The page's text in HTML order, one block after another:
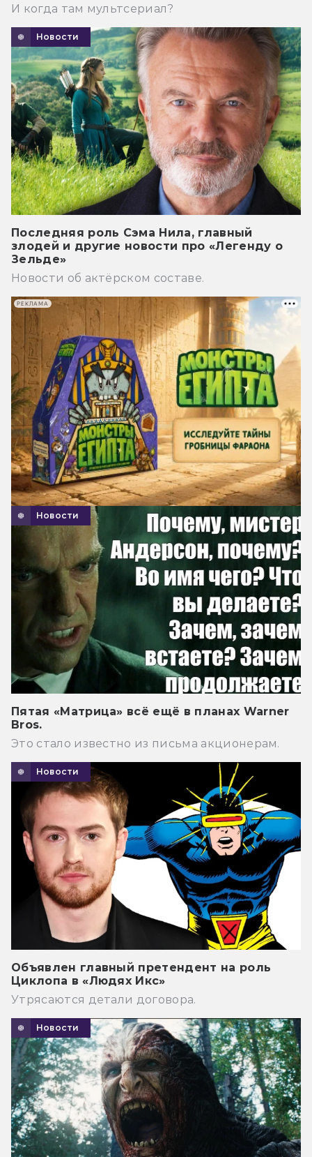
И когда там мультсериал?
Новости
Последняя роль Сэма Нила, главный
злодей и другие новости про «Легенду о
Зельде»
Новости об актёрском составе.
Новости
Пятая «Матрица» всё ещё в планах Warner
Bros.
Это стало известно из письма акционерам.
Новости
Объявлен главный претендент на роль
Циклопа в «Людях Икс»
Утрясаются детали договора.
Новости
РЕКЛАМА